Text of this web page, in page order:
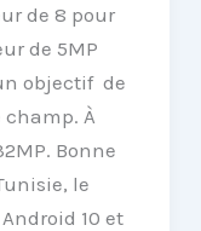
de 8 pour
de 5MP
objectif de
champ. À
Bonne
le
10 et